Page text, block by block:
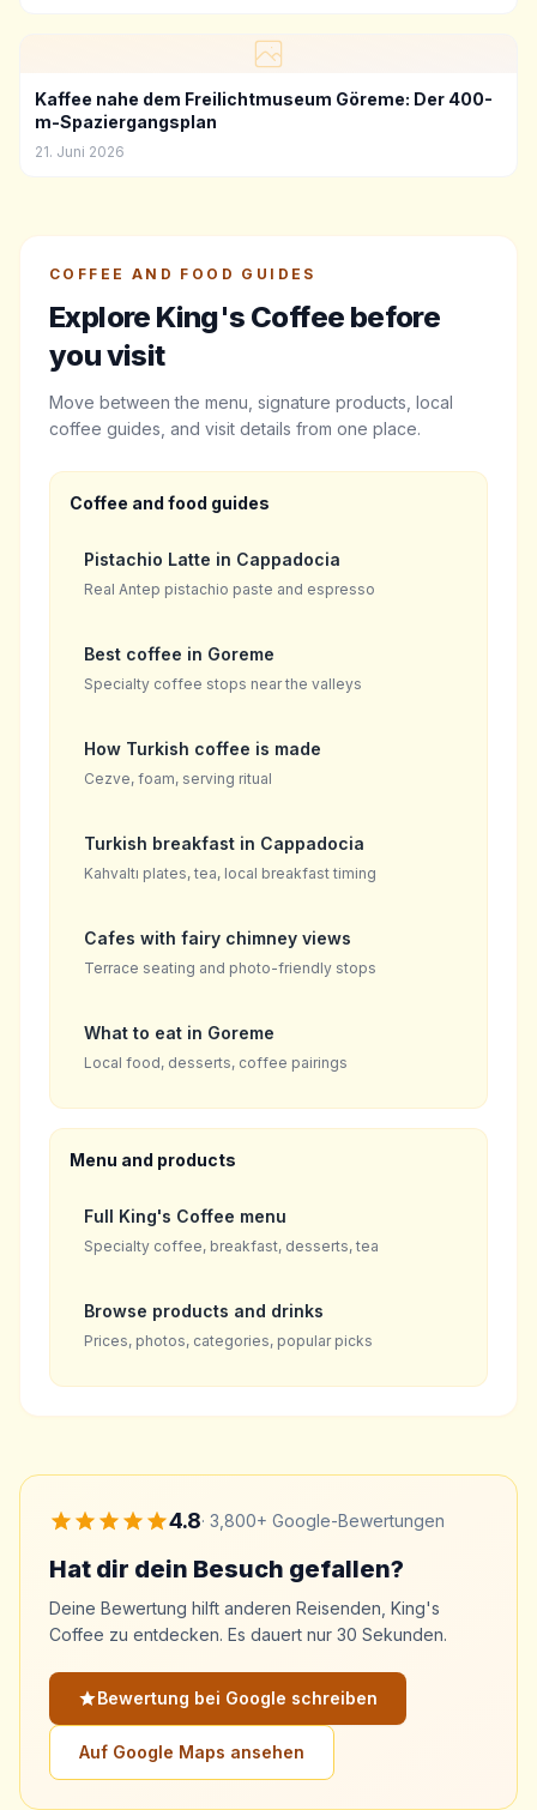
Kaffee nahe dem Freilichtmuseum Göreme: Der 400-
m-Spaziergangsplan
21. Juni 2026
COFFEE AND FOOD GUIDES
Explore King's Coffee before
you visit
Move between the menu, signature products, local
coffee guides, and visit details from one place.
Coffee and food guides
Pistachio Latte in Cappadocia
Real Antep pistachio paste and espresso
Best coffee in Goreme
Specialty coffee stops near the valleys
How Turkish coffee is made
Cezve, foam, serving ritual
Turkish breakfast in Cappadocia
Kahvaltı plates, tea, local breakfast timing
Cafes with fairy chimney views
Terrace seating and photo-friendly stops
What to eat in Goreme
Local food, desserts, coffee pairings
Menu and products
Full King's Coffee menu
Specialty coffee, breakfast, desserts, tea
Browse products and drinks
Prices, photos, categories, popular picks
4.8· 3,800+ Google-Bewertungen
Hat dir dein Besuch gefallen?
Deine Bewertung hilft anderen Reisenden, King's
Coffee zu entdecken. Es dauert nur 30 Sekunden.
Bewertung bei Google schreiben
Auf Google Maps ansehen